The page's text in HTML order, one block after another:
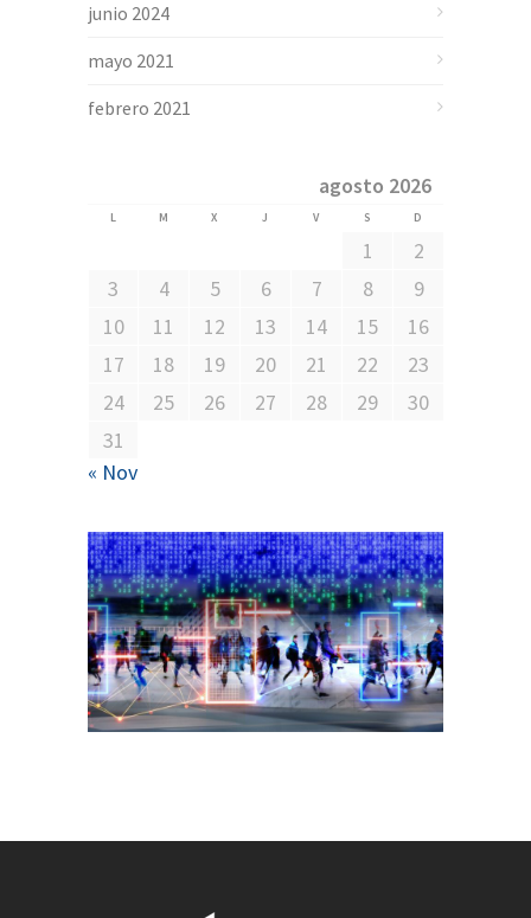
junio 2024
mayo 2021
febrero 2021
agosto 2026
L M X J V S D
1
2
3
4 5 6 7 8
9
10
11 12 13 14 15
16
17
18 19 20 21 22
23
24
25 26 27 28 29
30
31
« Nov